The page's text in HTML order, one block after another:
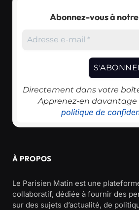
Abonnez-vous à
Directement dans votre
Apprenez-en davantage
politique de
À PROPOS
Le Parisien Matin est une
collaboratif, dédiée à fournir des
sur des sujets d’actualité, de